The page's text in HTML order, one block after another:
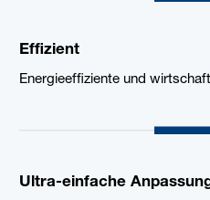
Effizient
Energieeffiziente und
Ultra-einfache